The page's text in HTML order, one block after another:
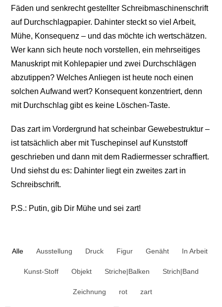
Fäden und senkrecht gestellter Schreibmaschinenschrift
auf Durchschlagpapier. Dahinter steckt so viel Arbeit,
Mühe, Konsequenz – und das möchte ich wertschätzen.
Wer kann sich heute noch vorstellen, ein mehrseitiges
Manuskript mit Kohlepapier und zwei Durchschlägen
abzutippen? Welches Anliegen ist heute noch einen
solchen Aufwand wert? Konsequent konzentriert, denn
mit Durchschlag gibt es keine Löschen-Taste.
Das zart im Vordergrund hat scheinbar Gewebestruktur –
ist tatsächlich aber mit Tuschepinsel auf Kunststoff
geschrieben und dann mit dem Radiermesser schraffiert.
Und siehst du es: Dahinter liegt ein zweites zart in
Schreibschrift.
P.S.: Putin, gib Dir Mühe und sei zart!
Alle Ausstellung Druck Figur Genäht In Arbeit
Kunst-Stoff Objekt Striche|Balken Strich|Band
Zeichnung rot zart